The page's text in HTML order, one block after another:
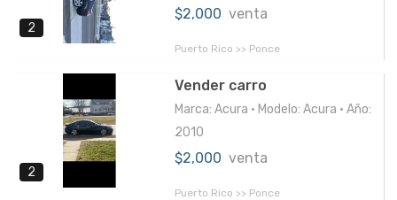
2
$2,000 venta
Puerto Rico >> Ponce
2
Vender carro
Marca: Acura • Modelo: Acura • Año:
2010
$2,000 venta
Puerto Rico >> Ponce